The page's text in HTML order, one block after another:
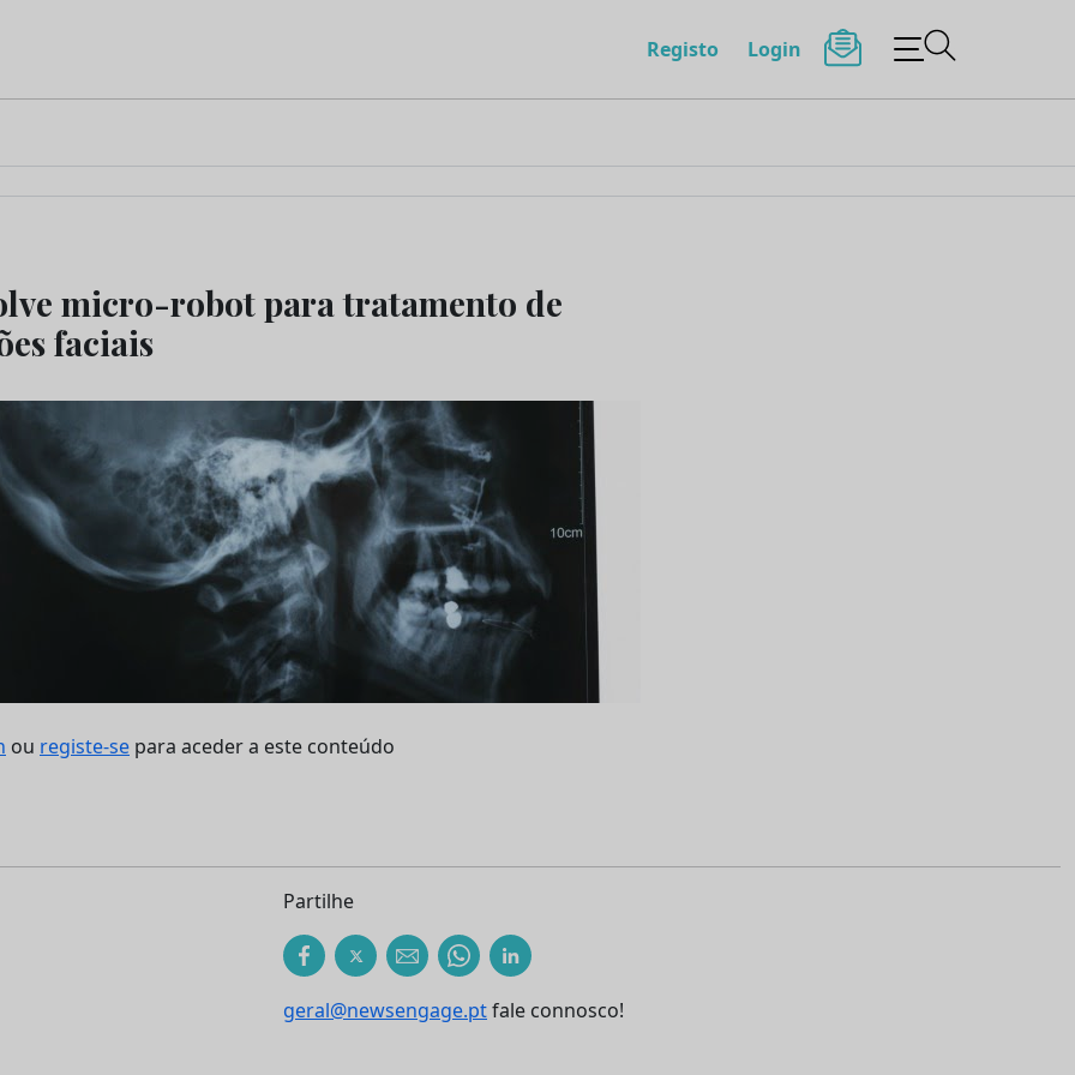
Registo Login
micro-robot para tratamento de
faciais
ou registe-se para aceder a este conteúdo
Partilhe
geral@newsengage.ptfale connosco!